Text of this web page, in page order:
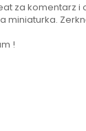
za komentarz i
miniaturka.
!